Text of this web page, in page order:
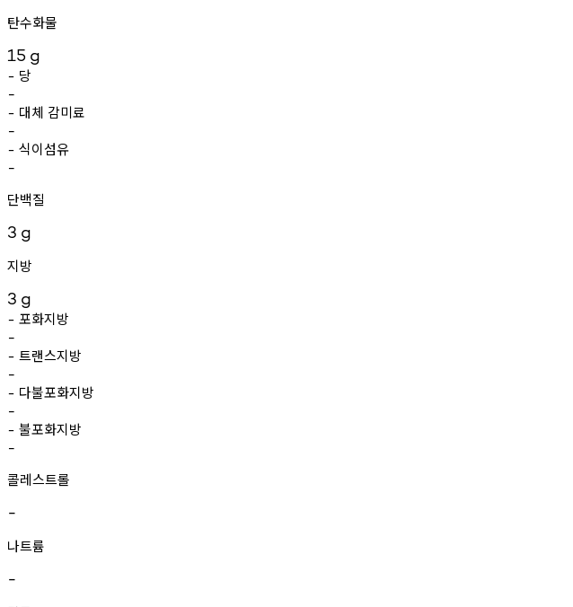
탄수화물
15 g
- 당
-
- 대체 감미료
-
- 식이섬유
-
단백질
3 g
지방
3 g
- 포화지방
-
- 트랜스지방
-
- 다불포화지방
-
- 불포화지방
-
콜레스트롤
-
나트륨
-